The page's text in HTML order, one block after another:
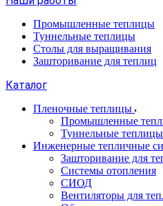
Промышленные теплицы
Туннельные теплицы
Столы для выращивания
Зашторивание для теплиц
Каталог
Пленочные теплицы
Промышленные
Туннельные теплицы
Инженерные тепличные
Зашторивание для
Системы отопления
СИОД
Вентиляторы для